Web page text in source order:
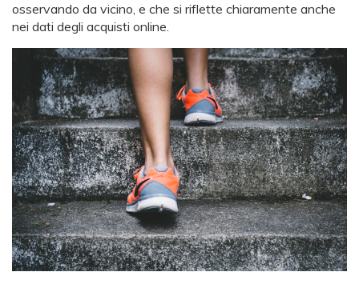
osservando da vicino, e che si riflette chiaramente anche
nei dati degli acquisti online.